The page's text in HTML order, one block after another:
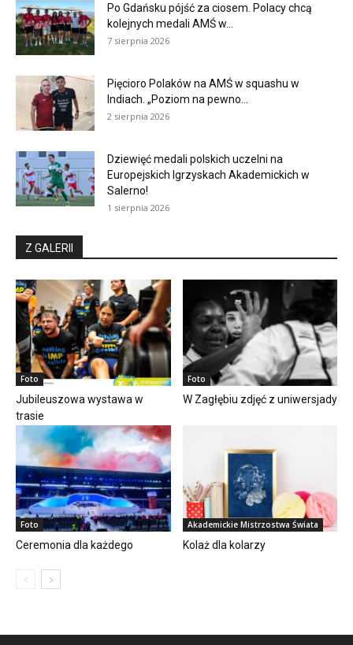
Po Gdańsku pójść za ciosem. Polacy chcą
kolejnych medali AMŚ w...
7 sierpnia 2026
Pięcioro Polaków na AMŚ w squashu w
Indiach. „Poziom na pewno...
2 sierpnia 2026
Dziewięć medali polskich uczelni na
Europejskich Igrzyskach Akademickich w
Salerno!
1 sierpnia 2026
Z GALERII
Foto
Jubileuszowa wystawa w
trasie
Foto
W Zagłębiu zdjęć z uniwersjady
Foto
Ceremonia dla każdego
Akademickie Mistrzostwa Świata
Kolaż dla kolarzy